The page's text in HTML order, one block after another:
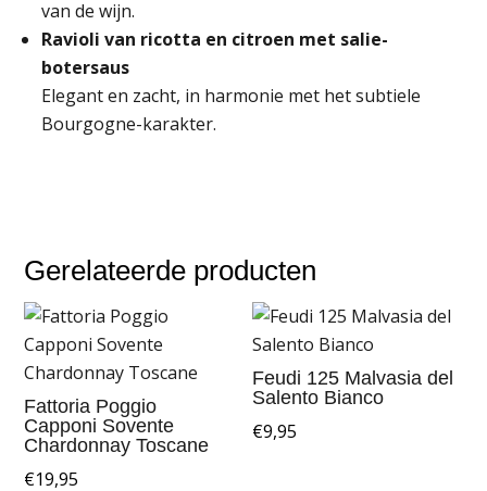
van de wijn.
Ravioli van ricotta en citroen met salie-
botersaus
Elegant en zacht, in harmonie met het subtiele
Bourgogne-karakter.
Gerelateerde producten
Fattoria Poggio
Capponi Sovente
Chardonnay Toscane
€19,95
Feudi 125 Malvasia del
Salento Bianco
€9,95